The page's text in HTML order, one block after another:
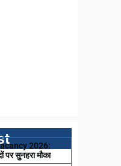
2026:
सुनहरा मौका